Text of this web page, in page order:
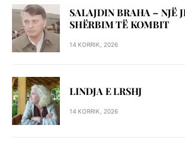
SALAJDIN BRAHA – NJЁ
SHЁRBIM TЁ KOMBIT
14 KORRIK, 2026
LINDJA E LRSHJ
14 KORRIK, 2026